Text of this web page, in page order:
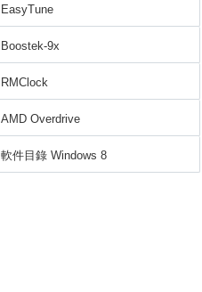
EasyTune
Boostek-9x
RMClock
AMD Overdrive
軟件目錄 Windows 8